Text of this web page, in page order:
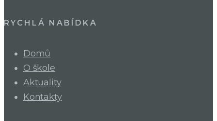
RYCHLÁ NABÍDKA
Domů
O škole
Aktuality
Kontakty